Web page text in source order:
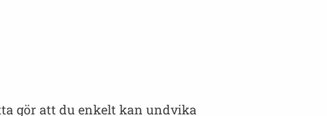
gör att du enkelt kan undvika